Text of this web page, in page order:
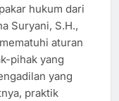
hukum dari
Suryani, S.H.,
aturan
pihak yang
yang
praktik